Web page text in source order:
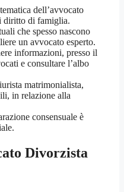
dell’avvocato
diritto di famiglia.
che spesso nascono
un avvocato esperto.
informazioni, presso il
e consultare l’albo
matrimonialista,
in relazione alla
consensuale è
Divorzista